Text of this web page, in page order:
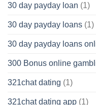
30 day payday loan (1)
30 day payday loans (1)
30 day payday loans
300 Bonus online
321chat dating (1)
321chat dating app (1)